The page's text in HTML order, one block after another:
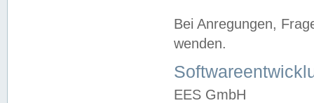
Bei Anregungen,
wenden.
EES GmbH